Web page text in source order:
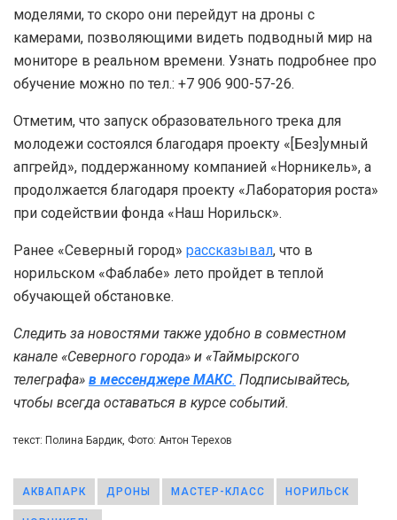
моделями, то скоро они перейдут на дроны с
камерами, позволяющими видеть подводный мир на
мониторе в реальном времени. Узнать подробнее про
обучение можно по тел.: +7 906 900-57-26.
Отметим, что запуск образовательного трека для
молодежи состоялся благодаря проекту «[Без]умный
апгрейд», поддержанному компанией «Норникель», а
продолжается благодаря проекту «Лаборатория роста»
при содействии фонда «Наш Норильск».
Ранее «Северный город» рассказывал, что в
норильском «Фаблабе» лето пройдет в теплой
обучающей обстановке.
Следить за новостями также удобно в совместном
канале «Северного города» и «Таймырского
телеграфа» в мессенджере MAКС. Подписывайтесь,
чтобы всегда оставаться в курсе событий.
текст: Полина Бардик, Фото: Антон Терехов
АКВАПАРК ДРОНЫ МАСТЕР-КЛАСС НОРИЛЬСК